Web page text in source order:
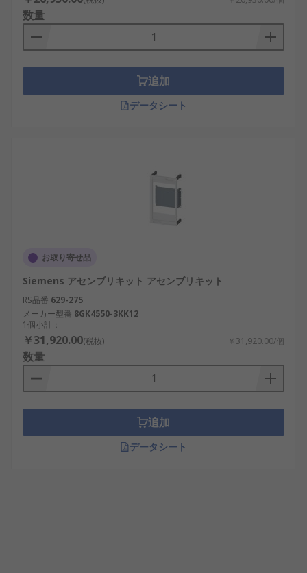
数量
追加
データシート
お取り寄せ品
Siemens アセンブリキット アセンブリキット
RS品番 629-275
メーカー型番 8GK4550-3KK12
1個小計：
￥31,920.00(税抜) ￥31,920.00/個
数量
追加
データシート